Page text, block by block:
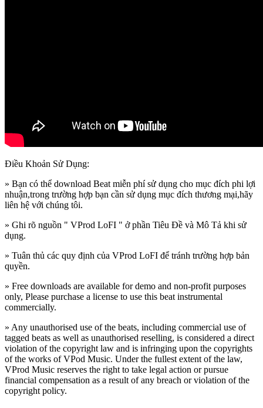
Điều Khoản Sử Dụng:
» Bạn có thể download Beat miễn phí sử dụng cho mục đích phi lợi
nhuận,trong trường hợp bạn cần sử dụng mục đích thương mại,hãy
liên hệ với chúng tôi.
» Ghi rõ nguồn " VProd LoFI " ở phần Tiêu Đề và Mô Tả khi sử
dụng.
» Tuân thủ các quy định của VProd LoFI để tránh trường hợp bản
quyền.
» Free downloads are available for demo and non-profit purposes
only, Please purchase a license to use this beat instrumental
commercially.
» Any unauthorised use of the beats, including commercial use of
tagged beats as well as unauthorised reselling, is considered a direct
violation of the copyright law and is infringing upon the copyrights
of the works of VPod Music. Under the fullest extent of the law,
VProd Music reserves the right to take legal action or pursue
financial compensation as a result of any breach or violation of the
copyright policy.